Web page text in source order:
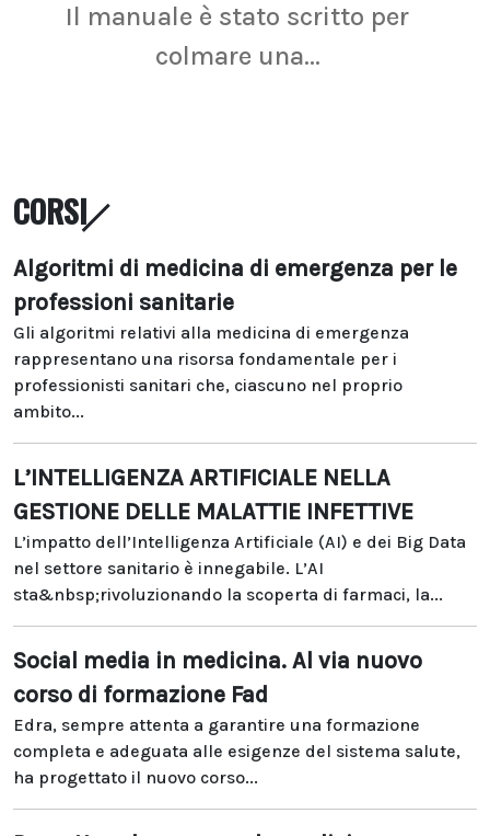
Il manuale è stato scritto per
colmare una...
CORSI
Algoritmi di medicina di emergenza per le
professioni sanitarie
Gli algoritmi relativi alla medicina di emergenza
rappresentano una risorsa fondamentale per i
professionisti sanitari che, ciascuno nel proprio
ambito...
L’INTELLIGENZA ARTIFICIALE NELLA
GESTIONE DELLE MALATTIE INFETTIVE
L’impatto dell’Intelligenza Artificiale (AI) e dei Big Data
nel settore sanitario è innegabile. L’AI
sta&nbsp;rivoluzionando la scoperta di farmaci, la...
Social media in medicina. Al via nuovo
corso di formazione Fad
Edra, sempre attenta a garantire una formazione
completa e adeguata alle esigenze del sistema salute,
ha progettato il nuovo corso...